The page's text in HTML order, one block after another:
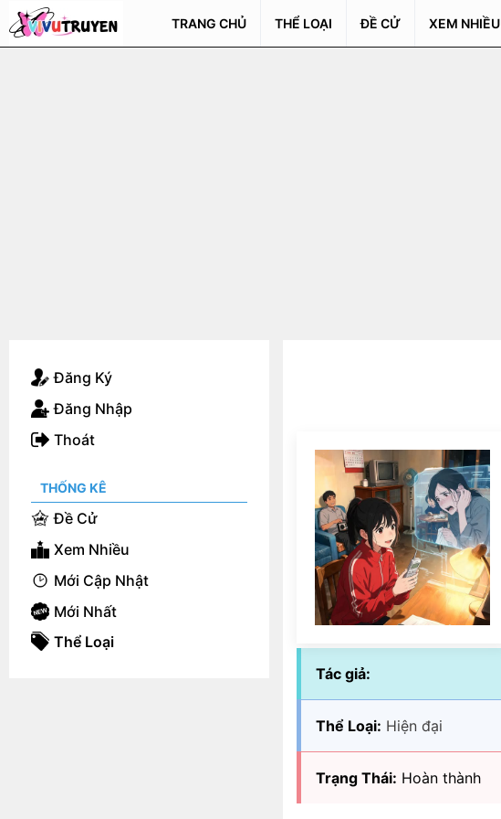
TRANG CHỦ THỂ LOẠI ĐỀ CỬ XEM NHIỀU
Tác giả:
Thể Loại: Hiện đại
Trạng Thái: Hoàn thành
Đăng Ký
Đăng Nhập
Thoát
THỐNG KÊ
Đề Cử
Xem Nhiều
Mới Cập Nhật
Mới Nhất
Thể Loại